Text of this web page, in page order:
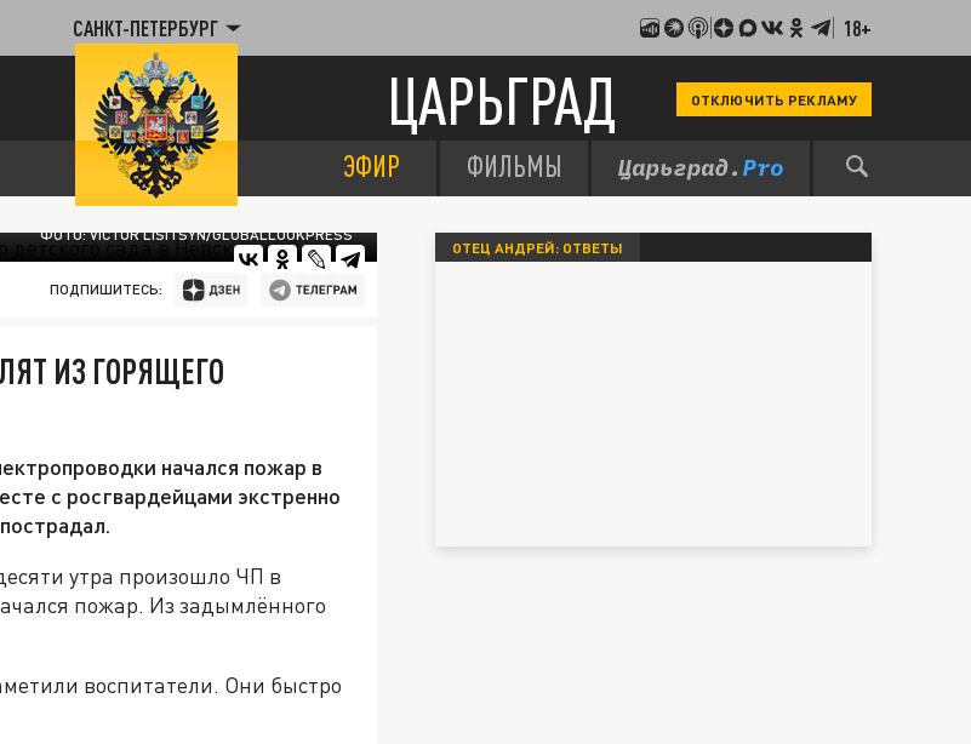
САНКТ-ПЕТЕРБУРГ 18+
ЦАРЬГРАД ОТКЛЮЧИТЬ РЕКЛАМУ
ЭФИР ФИЛЬМЫ
ФОТО: VICTOR LISITSYN/GLOBALLOOKPRESS
ПОДПИШИТЕСЬ:
ИЗ ГОРЯЩЕГО
начался пожар в
с росгвардейцами экстренно
утра произошло ЧП в
пожар. Из задымлённого
воспитатели. Они быстро
ОТЕЦ АНДРЕЙ: ОТВЕТЫ